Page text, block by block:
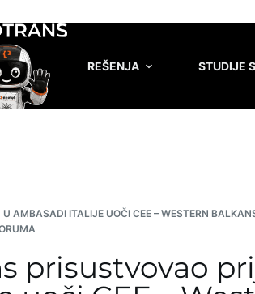
REŠENJA STUDIJE
AMBASADI ITALIJE UOČI CEE – WESTERN
prisustvovao